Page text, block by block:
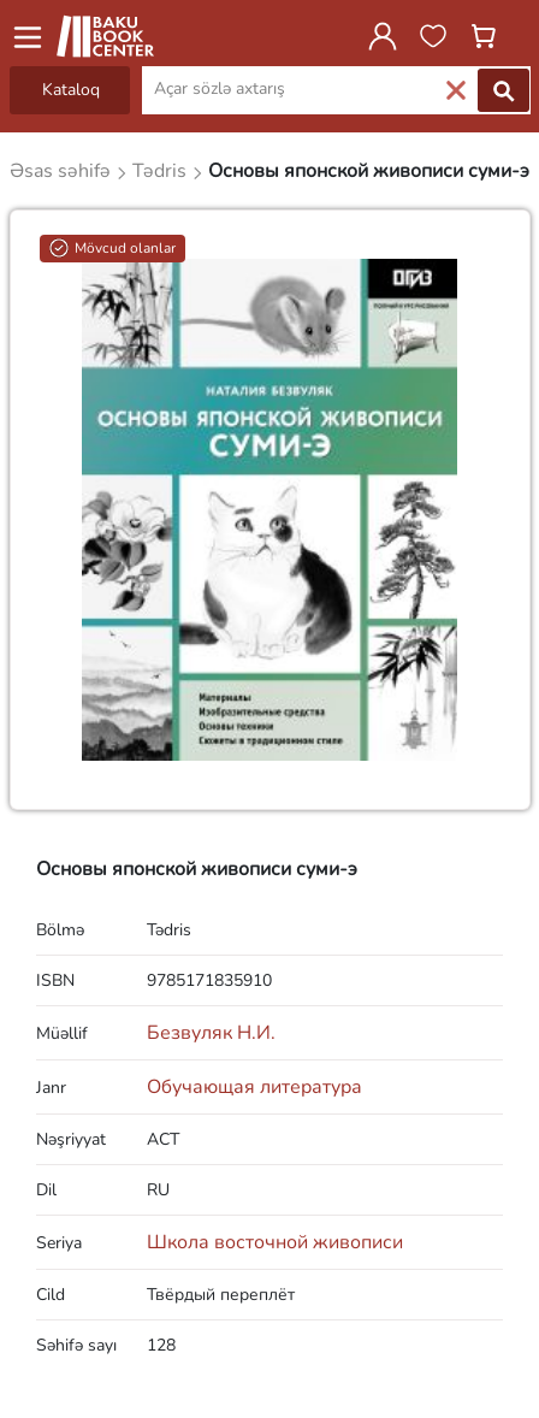
Kataloq
Əsas səhifə Tədris Основы японской живописи суми-э
Mövcud olanlar
Основы японской живописи суми-э
Bölmə Tədris
ISBN 9785171835910
Müəllif Безвуляк Н.И.
Janr Обучающая литература
Nəşriyyat АСТ
Dil RU
Seriya Школа восточной живописи
Cild Твёрдый переплёт
Səhifə sayı 128